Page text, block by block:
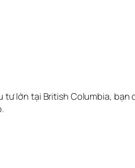
lớn tại British Columbia, bạn